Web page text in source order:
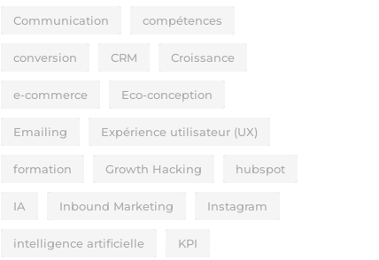
Communication compétences
conversion CRM Croissance
e-commerce Eco-conception
Emailing Expérience utilisateur (UX)
formation Growth Hacking hubspot
IA Inbound Marketing Instagram
intelligence artificielle KPI